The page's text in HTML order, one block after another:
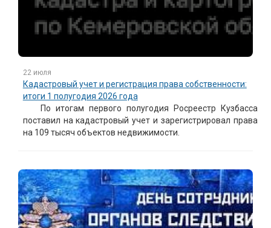
22 июля
Кадастровый учет и регистрация права собственности:
итоги 1 полугодия 2026 года
По итогам первого полугодия Росреестр Кузбасса
поставил на кадастровый учет и зарегистрировал права
на 109 тысяч объектов недвижимости.